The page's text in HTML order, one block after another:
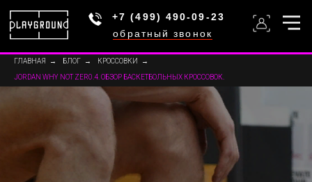
+7 (499) 490-09-23
обратный звонок
ГЛАВНАЯ → БЛОГ → КРОССОВКИ →
JORDAN WHY NOT ZER0.4. ОБЗОР БАСКЕТБОЛЬНЫХ КРОССОВОК.